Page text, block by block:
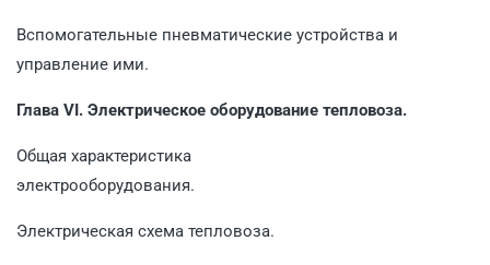
Вспомогательные пневматические устройства и
управление ими.
Глава VI. Электрическое оборудование тепловоза.
Общая характеристика
электрооборудования.
Электрическая схема тепловоза.